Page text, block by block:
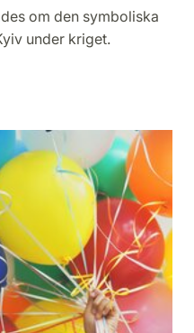
om den symboliska
under kriget.